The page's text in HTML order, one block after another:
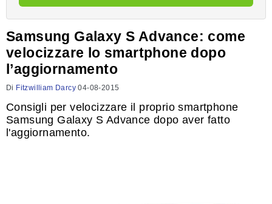
Samsung Galaxy S Advance: come
velocizzare lo smartphone dopo
l’aggiornamento
Di Fitzwilliam Darcy 04-08-2015
Consigli per velocizzare il proprio smartphone
Samsung Galaxy S Advance dopo aver fatto
l'aggiornamento.